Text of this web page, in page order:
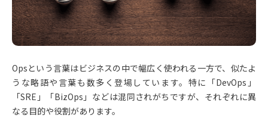
Opsという言葉はビジネスの中で幅広く使われる一方で、似たよ
うな略語や言葉も数多く登場しています。特に「DevOps」
「SRE」「BizOps」などは混同されがちですが、それぞれに異
なる目的や役割があります。